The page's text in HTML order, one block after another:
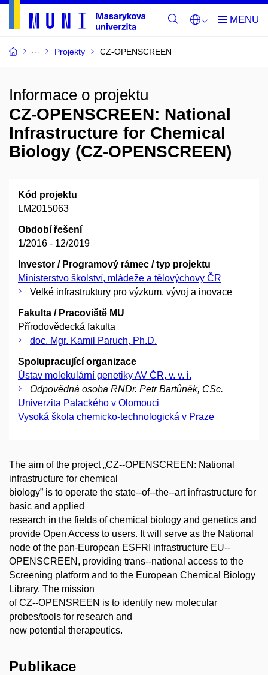
Projekty CZ-­OPENSCREEN
Informace o projektu
CZ-­OPENSCREEN: National
Infrastructure for Chemical
Biology (CZ-­OPENSCREEN)
Kód projektu
LM2015063
Období řešení
1/2016 - 12/2019
Investor / Programový rámec / typ projektu
Ministerstvo školství, mládeže a tělovýchovy ČR
Velké infrastruktury pro výzkum, vývoj a inovace
Fakulta / Pracoviště MU
Přírodovědecká fakulta
doc. Mgr. Kamil Paruch, Ph.D.
Spolupracující organizace
Ústav molekulární genetiky AV ČR, v. v. i.
Odpovědná osoba RNDr. Petr Bartůněk, CSc.
Univerzita Palackého v Olomouci
Vysoká škola chemicko-technologická v Praze
The aim of the project „CZ-­‐OPENSCREEN: National
infrastructure for chemical
biology” is to operate the state-­‐of-­‐the-­‐art infrastructure for
basic and applied
research in the fields of chemical biology and genetics and
provide Open Access to users. It will serve as the National
node of the pan-­European ESFRI infrastructure EU-­‐
OPENSCREEN, providing trans-­‐national access to the
Screening platform and to the European Chemical Biology
Library. The mission
of CZ-­‐OPENSREEN is to identify new molecular
probes/tools for research and
new potential therapeutics.
Publikace